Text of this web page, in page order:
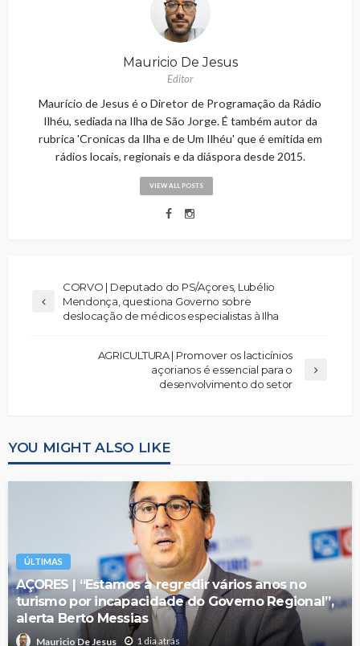
Mauricio De Jesus
Editor
Maurício de Jesus é o Diretor de Programação da Rádio
Ilhéu, sediada na Ilha de São Jorge. É também autor da
rubrica 'Cronicas da Ilha e de Um Ilhéu' que é emitida em
rádios locais, regionais e da diáspora desde 2015.
VIEW ALL POSTS
CORVO | Deputado do PS/Açores, Lubélio
Mendonça, questiona Governo sobre
deslocação de médicos especialistas à Ilha
AGRICULTURA | Promover os lacticínios
açorianos é essencial para o
desenvolvimento do setor
YOU MIGHT ALSO LIKE
ÚLTIMAS
AÇORES | “Estamos a regredir vários anos no
turismo por incapacidade do Governo Regional”,
alerta Berto Messias
Mauricio De Jesus 1 dia atrás